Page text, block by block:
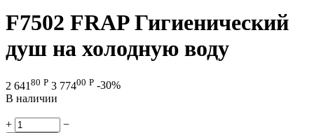
F7502 FRAP Гигиенический
душ на холодную воду
2 641 80 Р 3 77400 Р -30%
В наличии
+ −